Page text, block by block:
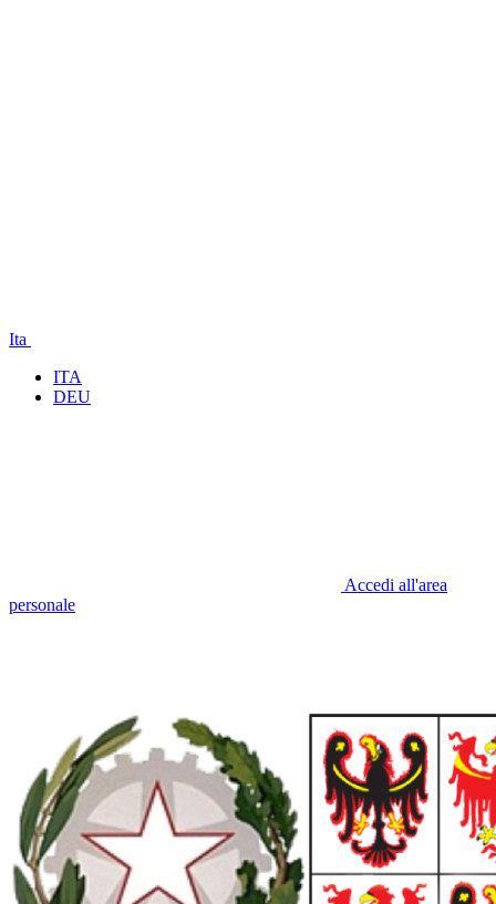
Ita
ITA
DEU
Accedi all'area
personale